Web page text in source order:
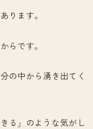
ります。
らです。
の中から湧き出てく
る」のような気がし